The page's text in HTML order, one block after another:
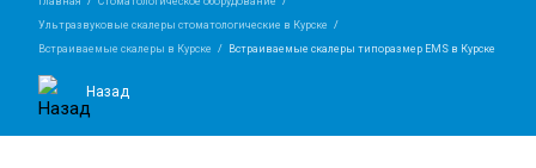
Ультразвуковые скалеры стоматологические в Курске
Встраиваемые скалеры в Курске
Встраиваемые скалеры типоразмер EMS в Курске
Назад